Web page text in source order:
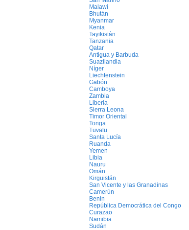
Malawi
Bhután
Myanmar
Kenia
Tayikistán
Tanzania
Qatar
Antigua y Barbuda
Suazilandia
Níger
Liechtenstein
Gabón
Camboya
Zambia
Liberia
Sierra Leona
Timor Oriental
Tonga
Tuvalu
Santa Lucía
Ruanda
Yemen
Libia
Nauru
Omán
Kirguistán
San Vicente y las Granadinas
Camerún
Benin
República Democrática del Congo
Curazao
Namibia
Sudán